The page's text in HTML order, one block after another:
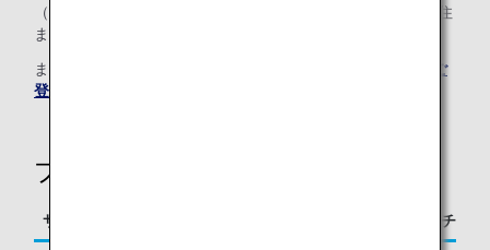
（年会費有料）をお申し込みいただけます。*日本国内に居住
または住所をお持ちである必要があります。
まだANAマイレージクラブ会員でない場合は、
こちらからご
登録ください。
プレミアムメンバー向け限定特典
サービス / 特典 「プラチナ